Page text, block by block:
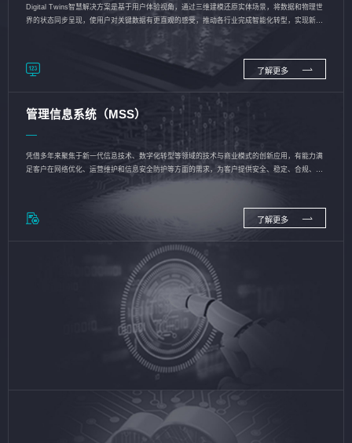
Digital Twins智慧解决方案是基于用户体验视角，通过三维建模还原实体场景，将数据和物理世
界的状态同步呈现，使用户对关键数据有更直观的感受，推动各行业完成智能化转型，实现新旧
了解更多
管理信息系统（MSS）
凭借多年来聚焦于新一代信息技术、数字化转型等领域的技术与商业模式的创新应用，有能力满
足客户在网络优化、运营维护和信息安全防护等方面的需求，为客户提供安全、稳定、合规、持
了解更多